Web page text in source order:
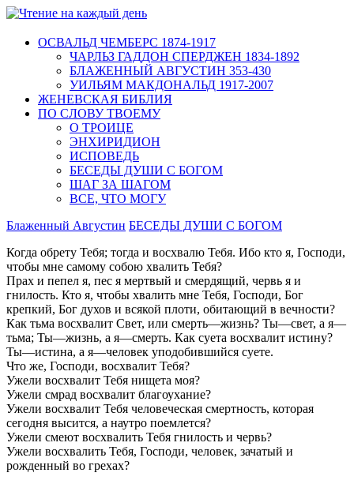
ОСВАЛЬД ЧЕМБЕРС 1874-1917
ЧАРЛЬЗ ГАДДОН СПЕРДЖЕН 1834-1892
БЛАЖЕННЫЙ АВГУСТИН 353-430
УИЛЬЯМ МАКДОНАЛЬД 1917-2007
ЖЕНЕВСКАЯ БИБЛИЯ
ПО СЛОВУ ТВОЕМУ
О ТРОИЦЕ
ЭНХИРИДИОН
ИСПОВЕДЬ
БЕСЕДЫ ДУШИ С БОГОМ
ШАГ ЗА ШАГОМ
ВСЕ, ЧТО МОГУ
Блаженный Августин БЕСЕДЫ ДУШИ С БОГОМ
Когда обрету Тебя; тогда и восхвалю Тебя. Ибо кто я, Господи,
чтобы мне самому собою хвалить Тебя?
Прах и пепел я, пес я мертвый и смердящий, червь я и
гнилость. Кто я, чтобы хвалить мне Тебя, Господи, Бог
крепкий, Бог духов и всякой плоти, обитающий в вечности?
Как тьма восхвалит Свет, или смерть—жизнь? Ты—свет, а я—
тьма; Ты—жизнь, а я—смерть. Как суета вос­хвалит истину?
Ты—истина, а я—человек уподобившийся суете.
Что же, Господи, вос­хвалит Тебя?
Ужели восхвалит Тебя нищета моя?
Ужели смрад восхвалит благоухание?
Ужели восхвалит Тебя человеческая смерт­ность, которая
сегодня высится, а наутро поемлется?
Ужели смеют восхвалить Тебя гни­лость и червь?
Ужели восхвалить Тебя, Гос­поди, человек, зачатый и
рожденный во грехах?